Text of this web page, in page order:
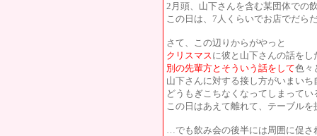
2月頭、山下さんを含む某団体での
この日は、7人くらいでお店でだら
さて、この辺りからがやっと
クリスマスに彼と山下さんの話をし
別の先輩方とそういう話をして色々
山下さんに対する接し方がいまい
どうもぎこちなくなってしまって
この日はあえて離れて、テーブル
…でも飲み会の後半には周囲に促さ